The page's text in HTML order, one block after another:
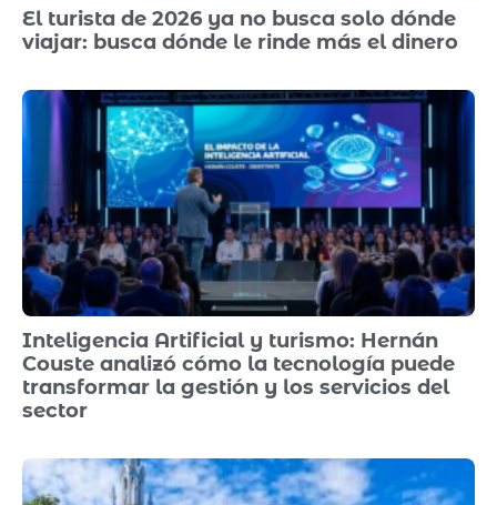
El turista de 2026 ya no busca solo dónde
viajar: busca dónde le rinde más el dinero
Inteligencia Artificial y turismo: Hernán
Couste analizó cómo la tecnología puede
transformar la gestión y los servicios del
sector